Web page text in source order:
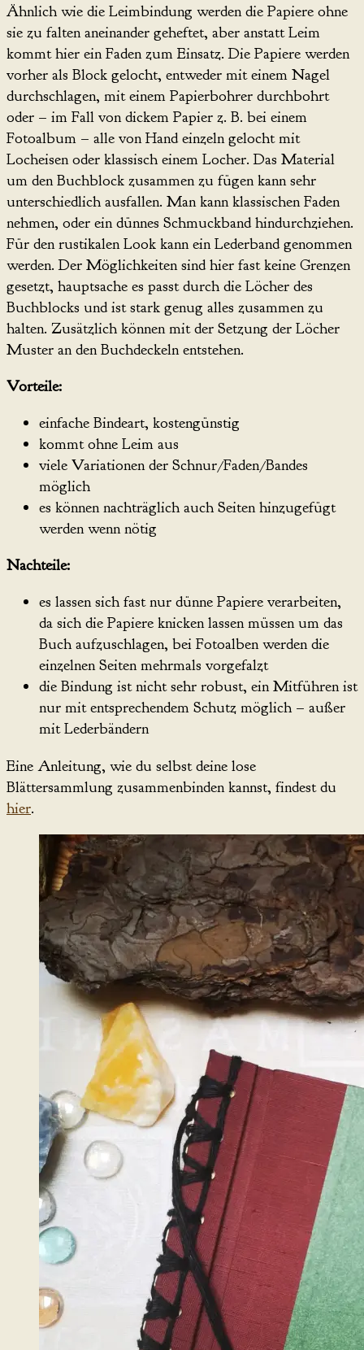
Ähnlich wie die Leimbindung werden die Papiere ohne
sie zu falten aneinander geheftet, aber anstatt Leim
kommt hier ein Faden zum Einsatz. Die Papiere werden
vorher als Block gelocht, entweder mit einem Nagel
durchschlagen, mit einem Papierbohrer durchbohrt
oder – im Fall von dickem Papier z. B. bei einem
Fotoalbum – alle von Hand einzeln gelocht mit
Locheisen oder klassisch einem Locher. Das Material
um den Buchblock zusammen zu fügen kann sehr
unterschiedlich ausfallen. Man kann klassischen Faden
nehmen, oder ein dünnes Schmuckband hindurchziehen.
Für den rustikalen Look kann ein Lederband genommen
werden. Der Möglichkeiten sind hier fast keine Grenzen
gesetzt, hauptsache es passt durch die Löcher des
Buchblocks und ist stark genug alles zusammen zu
halten. Zusätzlich können mit der Setzung der Löcher
Muster an den Buchdeckeln entstehen.
Vorteile:
einfache Bindeart, kostengünstig
kommt ohne Leim aus
viele Variationen der Schnur/Faden/Bandes
möglich
es können nachträglich auch Seiten hinzugefügt
werden wenn nötig
Nachteile:
es lassen sich fast nur dünne Papiere verarbeiten,
da sich die Papiere knicken lassen müssen um das
Buch aufzuschlagen, bei Fotoalben werden die
einzelnen Seiten mehrmals vorgefalzt
die Bindung ist nicht sehr robust, ein Mitführen ist
nur mit entsprechendem Schutz möglich – außer
mit Lederbändern
Eine Anleitung, wie du selbst deine lose
Blättersammlung zusammenbinden kannst, findest du
hier.